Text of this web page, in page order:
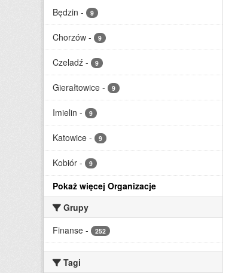
Będzin - 9
Chorzów - 9
Czeladź - 9
Gierałtowice - 9
Imielin - 9
Katowice - 9
Kobiór - 9
Pokaż więcej Organizacje
Grupy
Finanse - 252
Tagi